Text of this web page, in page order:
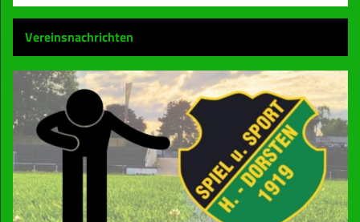
Vereinsnachrichten